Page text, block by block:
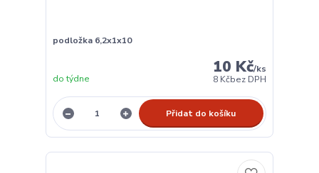
podložka 6,2x1x10
10 Kč/ks
8 Kčbez DPH
do týdne
Přidat do košíku